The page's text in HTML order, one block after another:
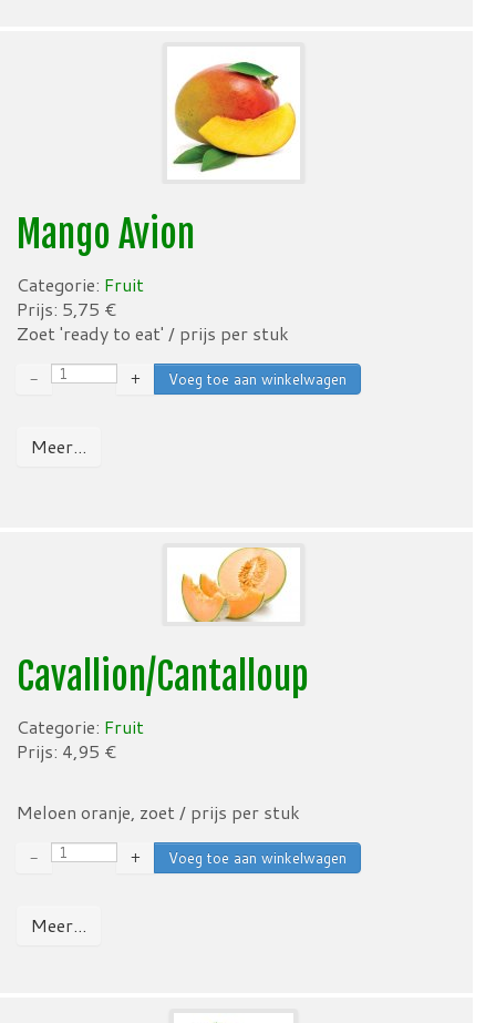
Mango Avion
Categorie: Fruit
Prijs: 5,75 €
Zoet 'ready to eat' / prijs per stuk
− +
Meer...
Cavallion/Cantalloup
Categorie: Fruit
Prijs: 4,95 €
Meloen oranje, zoet / prijs per stuk
− +
Meer...